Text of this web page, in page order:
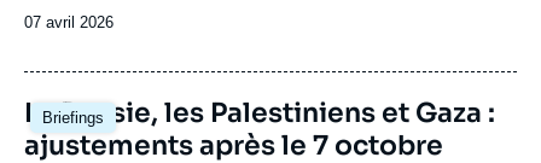
Date
publication
07 avril 2026
Briefings
Image
principale
La Russie, les Palestiniens et Gaza :
ajustements après le 7 octobre